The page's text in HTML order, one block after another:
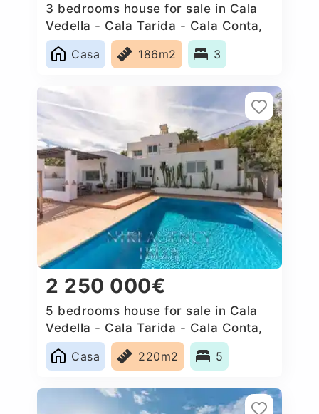
3 bedrooms house for sale in Cala
Vedella - Cala Tarida - Cala Conta,
Spain
Casa
186m2 3
2 250 000€
5 bedrooms house for sale in Cala
Vedella - Cala Tarida - Cala Conta,
Spain
Casa
220m2 5